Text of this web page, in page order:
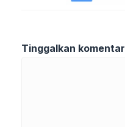
Tinggalkan komentar